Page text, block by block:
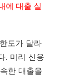
에 대출 실
도가 달라
. 미리 신용
한 대출을